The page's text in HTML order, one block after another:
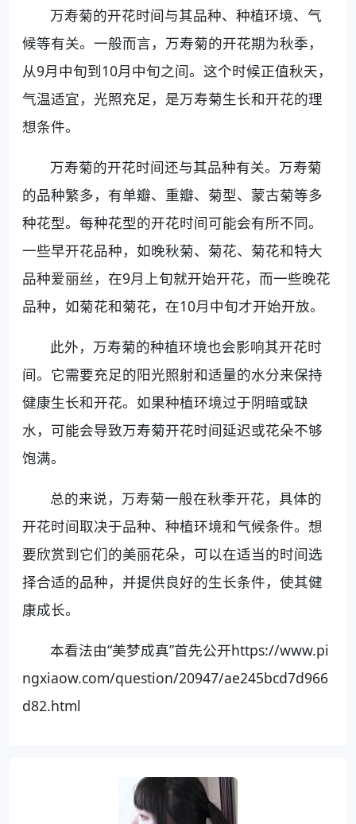
万寿菊的开花时间与其品种、种植环境、气
候等有关。一般而言，万寿菊的开花期为秋季，
从9月中旬到10月中旬之间。这个时候正值秋天，
气温适宜，光照充足，是万寿菊生长和开花的理
想条件。
万寿菊的开花时间还与其品种有关。万寿菊
的品种繁多，有单瓣、重瓣、菊型、蒙古菊等多
种花型。每种花型的开花时间可能会有所不同。
一些早开花品种，如晚秋菊、菊花、菊花和特大
品种爱丽丝，在9月上旬就开始开花，而一些晚花
品种，如菊花和菊花，在10月中旬才开始开放。
此外，万寿菊的种植环境也会影响其开花时
间。它需要充足的阳光照射和适量的水分来保持
健康生长和开花。如果种植环境过于阴暗或缺
水，可能会导致万寿菊开花时间延迟或花朵不够
饱满。
总的来说，万寿菊一般在秋季开花，具体的
开花时间取决于品种、种植环境和气候条件。想
要欣赏到它们的美丽花朵，可以在适当的时间选
择合适的品种，并提供良好的生长条件，使其健
康成长。
本看法由“美梦成真”首先公开https://www.pi
ngxiaow.com/question/20947/ae245bcd7d966
d82.html